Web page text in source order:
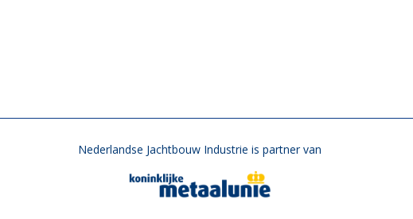
Nederlandse Jachtbouw Industrie is partner van